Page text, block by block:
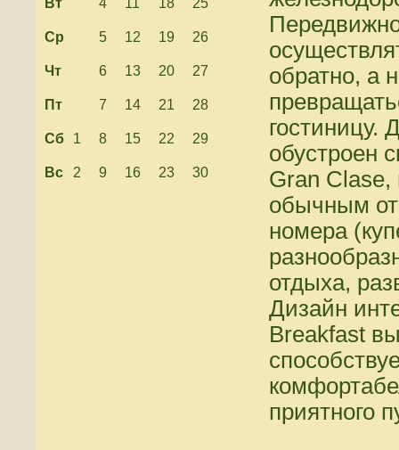
Вт 4 11 18 25
Ср 5 12 19 26
Чт 6 13 20 27
Пт 7 14 21 28
Сб 1 8 15 22 29
Вс 2 9 16 23 30
обратно, а
гостиницу.
обустроен
Gran
обычным
номера
отдыха,
Дизайн
Breakfast
приятного